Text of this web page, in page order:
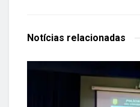
Notícias relacionadas